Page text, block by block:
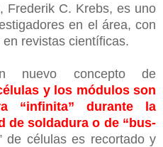
Frederik C. Krebs, es uno
en el área, con
revistas científicas.
nuevo concepto de
y los módulos son
“infinita” durante la
de soldadura o de “bus-
de células es recortado y